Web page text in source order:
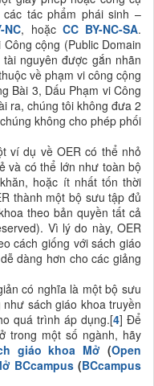
tác phẩm phái sinh –
NC, hoặc CC BY-NC-SA.
cộng (Public Domain
nguyên được gắn nhãn
về phạm vi công cộng
Bài 3, Dấu Phạm vi Công
ra, chúng tôi không đưa 2
không cho phép phối
ví dụ về OER có thể nhỏ
và có thể lớn như toàn bộ
hoặc ít nhất tốn thời
thành một bộ sưu tập đủ
theo bản quyền tất cả
Vì lý do này, OER
cách giống với sách giáo
dàng hơn cho các giảng
có nghĩa là một bộ sưu
sách giáo khoa truyền
quá trình áp dụng.[4] Để
trong một số ngành, hãy
giáo khoa Mở (Open
BCcampus (BCcampus